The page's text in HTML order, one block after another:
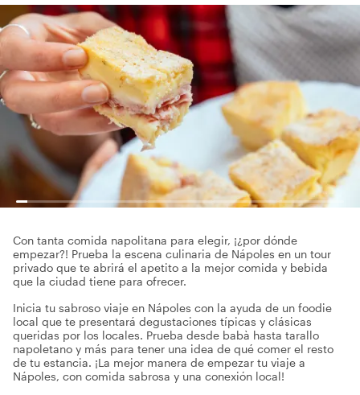
Con tanta comida napolitana para elegir, ¡¿por dónde
empezar?! Prueba la escena culinaria de Nápoles en un tour
privado que te abrirá el apetito a la mejor comida y bebida
que la ciudad tiene para ofrecer.
Inicia tu sabroso viaje en Nápoles con la ayuda de un foodie
local que te presentará degustaciones típicas y clásicas
queridas por los locales. Prueba desde babà hasta tarallo
napoletano y más para tener una idea de qué comer el resto
de tu estancia. ¡La mejor manera de empezar tu viaje a
Nápoles, con comida sabrosa y una conexión local!